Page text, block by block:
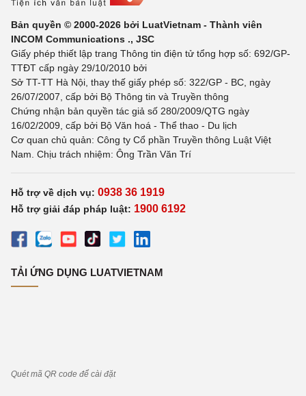
Bản quyền © 2000-2026 bởi LuatVietnam - Thành viên
INCOM Communications ., JSC
Giấy phép thiết lập trang Thông tin điện tử tổng hợp số: 692/GP-
TTĐT cấp ngày 29/10/2010 bởi
Sở TT-TT Hà Nội, thay thế giấy phép số: 322/GP - BC, ngày
26/07/2007, cấp bởi Bộ Thông tin và Truyền thông
Chứng nhận bản quyền tác giả số 280/2009/QTG ngày
16/02/2009, cấp bởi Bộ Văn hoá - Thể thao - Du lịch
Cơ quan chủ quản: Công ty Cổ phần Truyền thông Luật Việt
Nam. Chịu trách nhiệm: Ông Trần Văn Trí
Hỗ trợ về dịch vụ: 0938 36 1919
Hỗ trợ giải đáp pháp luật: 1900 6192
TẢI ỨNG DỤNG LUATVIETNAM
Quét mã QR code để cài đặt